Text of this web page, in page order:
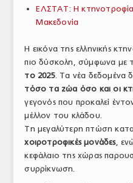
ΠΡΩΤΕΣ ΥΛΕΣ
ΥΠΗΡΕΣΙΕΣ
ΕΜΠΟΡΙΚΟΙ ΑΝΤΙΠΡΟΣΩΠΟΙ
ΝΟΜΟΘΕΣΙΑ
ΕΛΛΗΝΙΚΗ ΝΟΜΟΘΕΣΙΑ
ΕΥΡΩΠΑΪΚΗ ΝΟΜΟΘΕΣΙΑ
ΕΛΣΤΑΤ: Η
Μακεδονία
Η εικόνα της ελληνικής
πιο δύσκολη, σύμφωνα με
το 2025. Τα νέα δεδομένα
τόσο τα ζώα όσο και οι
γεγονός που προκαλεί
μέλλον του κλάδου.
Τη μεγαλύτερη πτώση
χοιροτροφικές μονάδες,
κεφάλαιο της χώρας
συρρίκνωση.